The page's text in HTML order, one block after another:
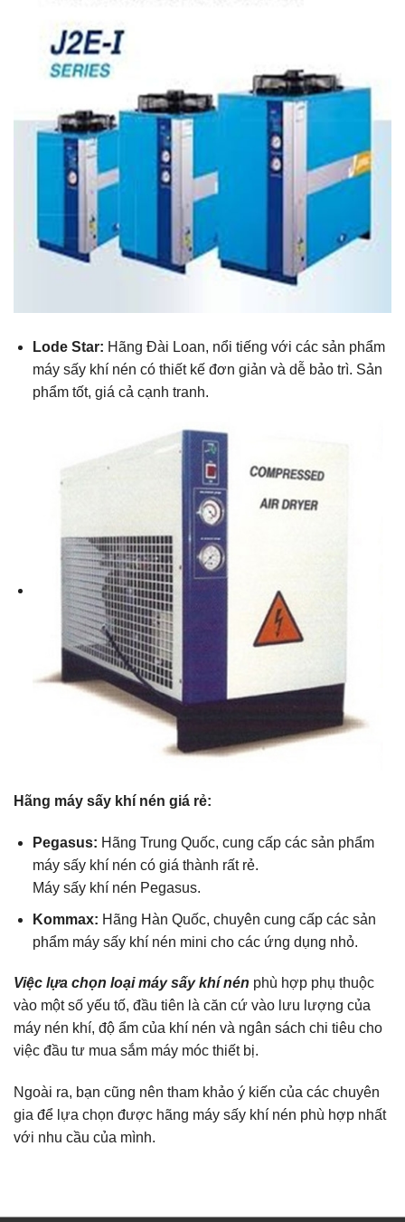
Lode Star: Hãng Đài Loan, nổi tiếng với các sản phẩm
máy sấy khí nén có thiết kế đơn giản và dễ bảo trì. Sản
phẩm tốt, giá cả cạnh tranh.
Hãng máy sấy khí nén giá rẻ:
Pegasus: Hãng Trung Quốc, cung cấp các sản phẩm
máy sấy khí nén có giá thành rất rẻ.
Máy sấy khí nén Pegasus.
Kommax: Hãng Hàn Quốc, chuyên cung cấp các sản
phẩm máy sấy khí nén mini cho các ứng dụng nhỏ.
Việc lựa chọn loại máy sấy khí nén phù hợp phụ thuộc
vào một số yếu tố, đầu tiên là căn cứ vào lưu lượng của
máy nén khí, độ ẩm của khí nén và ngân sách chi tiêu cho
việc đầu tư mua sắm máy móc thiết bị.
Ngoài ra, bạn cũng nên tham khảo ý kiến của các chuyên
gia để lựa chọn được hãng máy sấy khí nén phù hợp nhất
với nhu cầu của mình.